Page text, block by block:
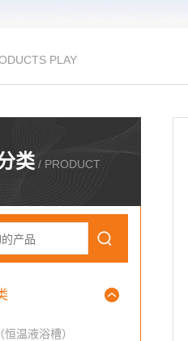
PLAY
类 / PRODUCT
温液浴槽）